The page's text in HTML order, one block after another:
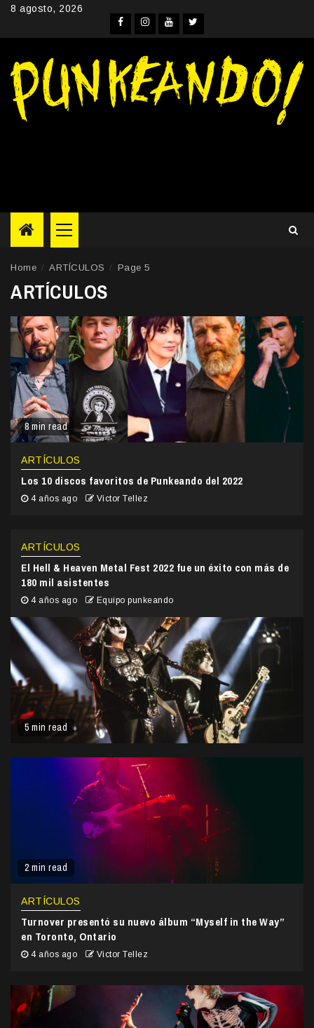
Skip8 agosto, 2026
Facebook
Instagram
YouTube
Twitter
Primary
Menu
Home ARTÍCULOS Page 5
ARTÍCULOS
8 min read
ARTÍCULOS
Los 10 discos favoritos de Punkeando del 2022
4 años ago Victor Tellez
5 min read
ARTÍCULOS
El Hell & Heaven Metal Fest 2022 fue un éxito con más de
180 mil asistentes
4 años ago Equipo punkeando
2 min read
ARTÍCULOS
Turnover presentó su nuevo álbum “Myself in the Way”
en Toronto, Ontario
4 años ago Victor Tellez